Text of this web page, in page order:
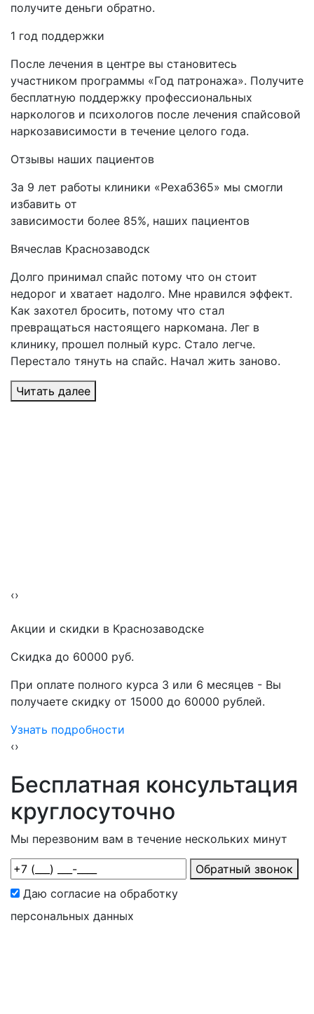
получите деньги обратно.
1 год поддержки
После лечения в центре вы становитесь
участником программы «Год патронажа». Получите
бесплатную поддержку профессиональных
наркологов и психологов после лечения спайсовой
наркозависимости в течение целого года.
Отзывы наших пациентов
За 9 лет работы клиники «Рехаб365» мы смогли
избавить от
зависимости более 85%, наших пациентов
Вячеслав Краснозаводск
Долго принимал спайс потому что он стоит
недорог и хватает надолго. Мне нравился эффект.
Как захотел бросить, потому что стал
превращаться настоящего наркомана. Лег в
клинику, прошел полный курс. Стало легче.
Перестало тянуть на спайс. Начал жить заново.
Читать далее
‹›
Акции и скидки в Краснозаводске
Скидка до 60000 руб.
При оплате полного курса 3 или 6 месяцев - Вы
получаете скидку от 15000 до 60000 рублей.
Узнать подробности
‹›
Бесплатная консультация
круглосуточно
Мы перезвоним вам в течение нескольких минут
Обратный звонок
Даю согласие на обработку
персональных данных